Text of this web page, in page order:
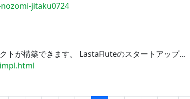
jitaku0724
トが構築できます。 LastaFluteのスタートアップ...